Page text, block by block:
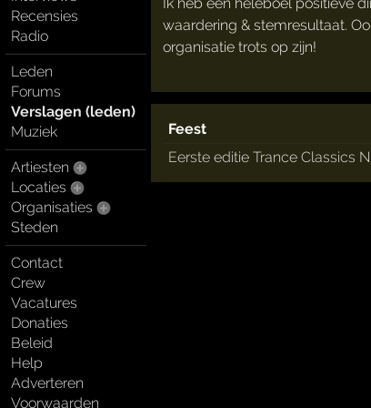
Recensies
Radio
Leden
Forums
Verslagen (leden)
Muziek
Artiesten
Locaties
Organisaties
Steden
Contact
Crew
Vacatures
Donaties
Beleid
Help
Adverteren
Voorwaarden
waardering & stemresultaat.
organisatie trots op zijn!
Feest
Eerste editie Trance Classics